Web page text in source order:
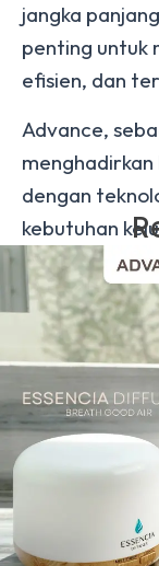
jangka
penting untuk
efisien, dan
Advance,
dengan
kebutuhan
lengkap dan
purifier dari
terbaik untuk
atau kantor
Lihat Produk